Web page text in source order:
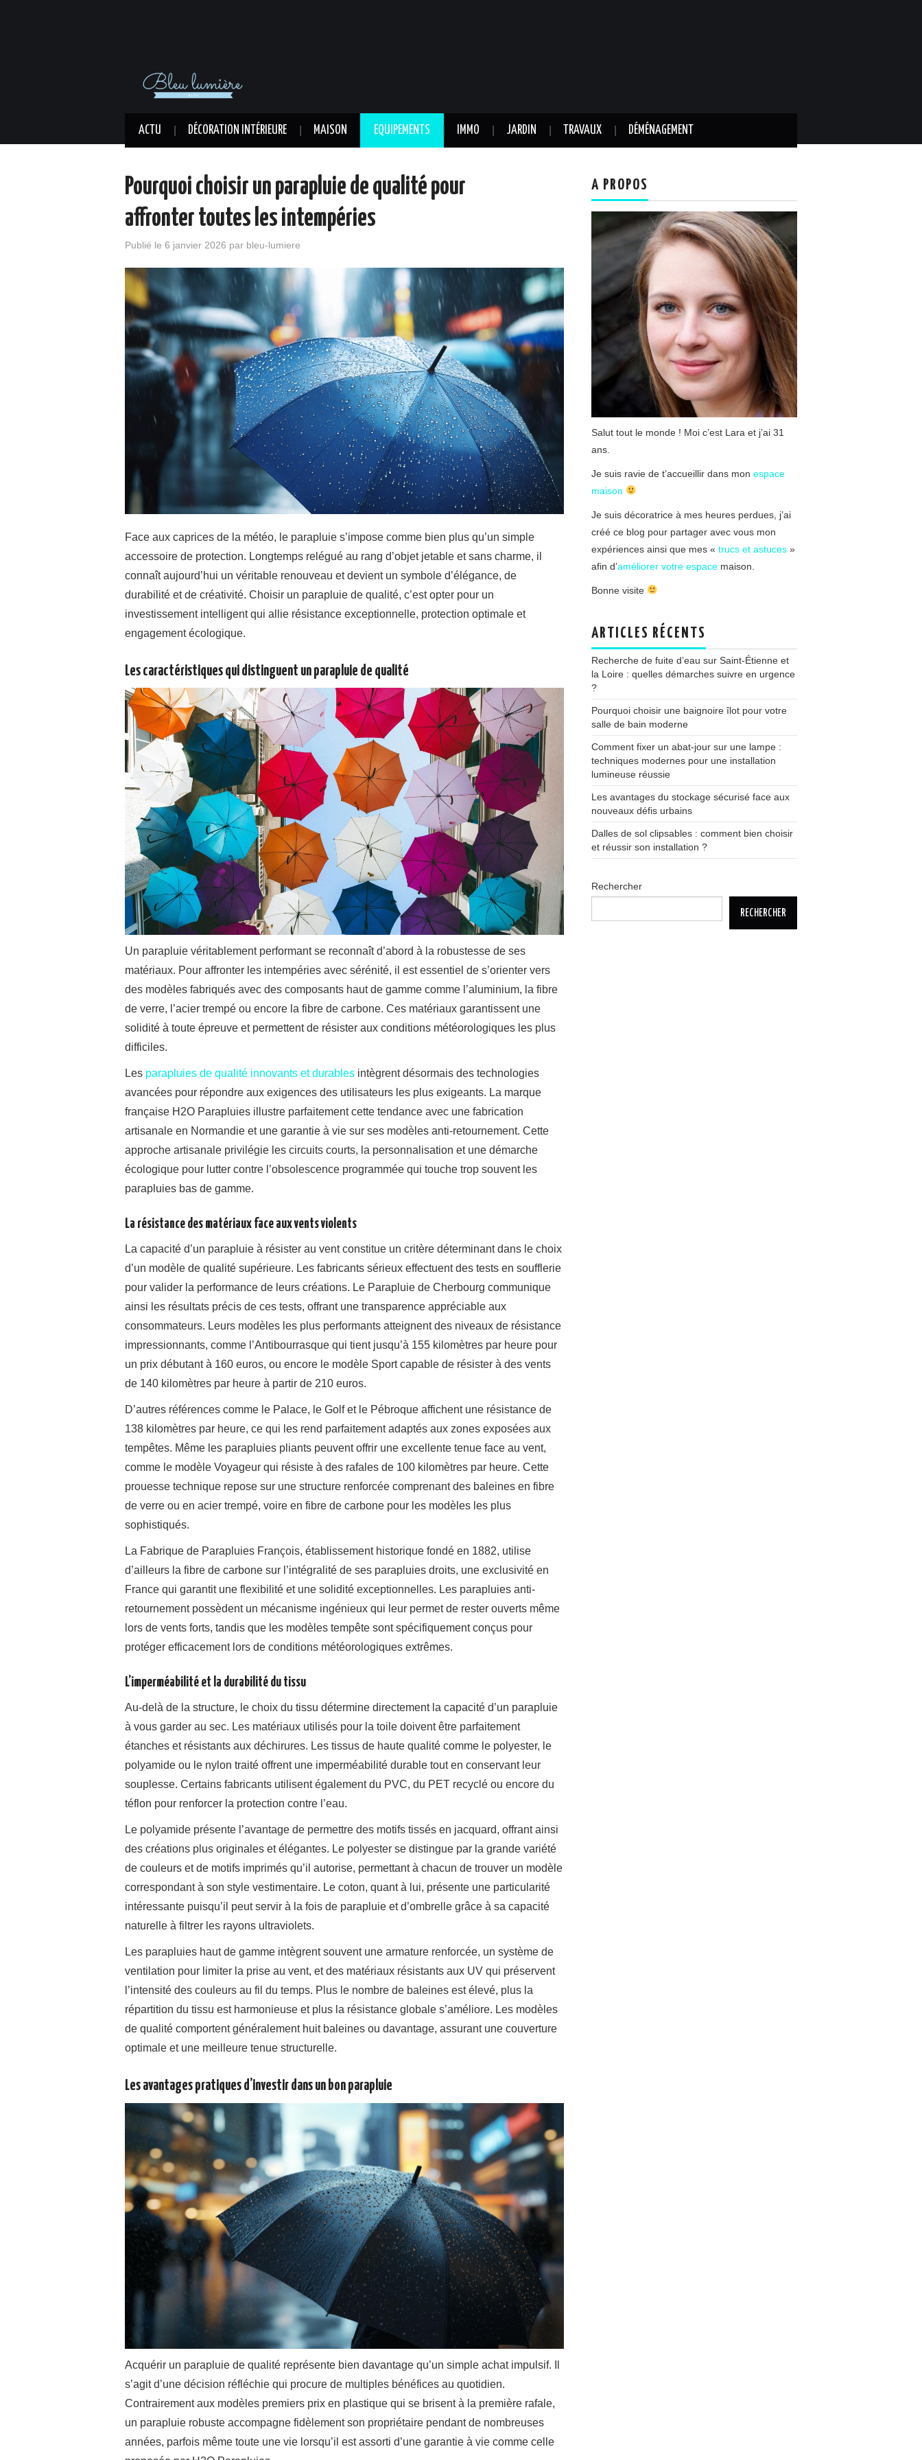
ACTU DÉCORATION INTÉRIEURE MAISON EQUIPEMENTS IMMO JARDIN TRAVAUX DÉMÉNAGEMENT
Pourquoi choisir un parapluie de qualité pour
affronter toutes les intempéries
Publié le 6 janvier 2026 par bleu-lumiere
Face aux caprices de la météo, le parapluie s’impose comme bien plus qu’un simple
accessoire de protection. Longtemps relégué au rang d’objet jetable et sans charme, il
connaît aujourd’hui un véritable renouveau et devient un symbole d’élégance, de
durabilité et de créativité. Choisir un parapluie de qualité, c’est opter pour un
investissement intelligent qui allie résistance exceptionnelle, protection optimale et
engagement écologique.
Les caractéristiques qui distinguent un parapluie de qualité
Un parapluie véritablement performant se reconnaît d’abord à la robustesse de ses
matériaux. Pour affronter les intempéries avec sérénité, il est essentiel de s’orienter vers
des modèles fabriqués avec des composants haut de gamme comme l’aluminium, la fibre
de verre, l’acier trempé ou encore la fibre de carbone. Ces matériaux garantissent une
solidité à toute épreuve et permettent de résister aux conditions météorologiques les plus
difficiles.
Les parapluies de qualité innovants et durables intègrent désormais des technologies
avancées pour répondre aux exigences des utilisateurs les plus exigeants. La marque
française H2O Parapluies illustre parfaitement cette tendance avec une fabrication
artisanale en Normandie et une garantie à vie sur ses modèles anti-retournement. Cette
approche artisanale privilégie les circuits courts, la personnalisation et une démarche
écologique pour lutter contre l’obsolescence programmée qui touche trop souvent les
parapluies bas de gamme.
La résistance des matériaux face aux vents violents
La capacité d’un parapluie à résister au vent constitue un critère déterminant dans le choix
d’un modèle de qualité supérieure. Les fabricants sérieux effectuent des tests en soufflerie
pour valider la performance de leurs créations. Le Parapluie de Cherbourg communique
ainsi les résultats précis de ces tests, offrant une transparence appréciable aux
consommateurs. Leurs modèles les plus performants atteignent des niveaux de résistance
impressionnants, comme l’Antibourrasque qui tient jusqu’à 155 kilomètres par heure pour
un prix débutant à 160 euros, ou encore le modèle Sport capable de résister à des vents
de 140 kilomètres par heure à partir de 210 euros.
D’autres références comme le Palace, le Golf et le Pébroque affichent une résistance de
138 kilomètres par heure, ce qui les rend parfaitement adaptés aux zones exposées aux
tempêtes. Même les parapluies pliants peuvent offrir une excellente tenue face au vent,
comme le modèle Voyageur qui résiste à des rafales de 100 kilomètres par heure. Cette
prouesse technique repose sur une structure renforcée comprenant des baleines en fibre
de verre ou en acier trempé, voire en fibre de carbone pour les modèles les plus
sophistiqués.
La Fabrique de Parapluies François, établissement historique fondé en 1882, utilise
d’ailleurs la fibre de carbone sur l’intégralité de ses parapluies droits, une exclusivité en
France qui garantit une flexibilité et une solidité exceptionnelles. Les parapluies anti-
retournement possèdent un mécanisme ingénieux qui leur permet de rester ouverts même
lors de vents forts, tandis que les modèles tempête sont spécifiquement conçus pour
protéger efficacement lors de conditions météorologiques extrêmes.
L’imperméabilité et la durabilité du tissu
Au-delà de la structure, le choix du tissu détermine directement la capacité d’un parapluie
à vous garder au sec. Les matériaux utilisés pour la toile doivent être parfaitement
étanches et résistants aux déchirures. Les tissus de haute qualité comme le polyester, le
polyamide ou le nylon traité offrent une imperméabilité durable tout en conservant leur
souplesse. Certains fabricants utilisent également du PVC, du PET recyclé ou encore du
téflon pour renforcer la protection contre l’eau.
Le polyamide présente l’avantage de permettre des motifs tissés en jacquard, offrant ainsi
des créations plus originales et élégantes. Le polyester se distingue par la grande variété
de couleurs et de motifs imprimés qu’il autorise, permettant à chacun de trouver un modèle
correspondant à son style vestimentaire. Le coton, quant à lui, présente une particularité
intéressante puisqu’il peut servir à la fois de parapluie et d’ombrelle grâce à sa capacité
naturelle à filtrer les rayons ultraviolets.
Les parapluies haut de gamme intègrent souvent une armature renforcée, un système de
ventilation pour limiter la prise au vent, et des matériaux résistants aux UV qui préservent
l’intensité des couleurs au fil du temps. Plus le nombre de baleines est élevé, plus la
répartition du tissu est harmonieuse et plus la résistance globale s’améliore. Les modèles
de qualité comportent généralement huit baleines ou davantage, assurant une couverture
optimale et une meilleure tenue structurelle.
Les avantages pratiques d’investir dans un bon parapluie
Acquérir un parapluie de qualité représente bien davantage qu’un simple achat impulsif. Il
s’agit d’une décision réfléchie qui procure de multiples bénéfices au quotidien.
Contrairement aux modèles premiers prix en plastique qui se brisent à la première rafale,
un parapluie robuste accompagne fidèlement son propriétaire pendant de nombreuses
années, parfois même toute une vie lorsqu’il est assorti d’une garantie à vie comme celle
A PROPOS
Salut tout le monde ! Moi c’est Lara et j’ai 31
ans.
Je suis ravie de t’accueillir dans mon espace
maison
Je suis décoratrice à mes heures perdues, j’ai
créé ce blog pour partager avec vous mon
expériences ainsi que mes « trucs et astuces »
afin d’améliorer votre espace maison.
Bonne visite
ARTICLES RÉCENTS
Recherche de fuite d’eau sur Saint-Étienne et
la Loire : quelles démarches suivre en urgence
?
Pourquoi choisir une baignoire îlot pour votre
salle de bain moderne
Comment fixer un abat-jour sur une lampe :
techniques modernes pour une installation
lumineuse réussie
Les avantages du stockage sécurisé face aux
nouveaux défis urbains
Dalles de sol clipsables : comment bien choisir
et réussir son installation ?
Rechercher
RECHERCHER